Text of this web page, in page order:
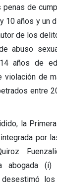
penas de
10 años y un
de los
abuso
años de
violación de
entre
la
por
(i)
desestimó